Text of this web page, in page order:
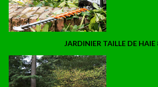
JARDINIER TAILLE DE HAIE